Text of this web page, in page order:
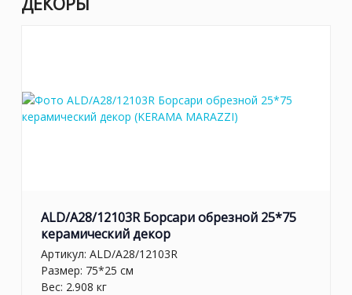
ALD/A28/12103R Борсари обрезной 25*75
керамический декор
Артикул: ALD/A28/12103R
Размер: 75*25 см
Вес: 2.908 кг